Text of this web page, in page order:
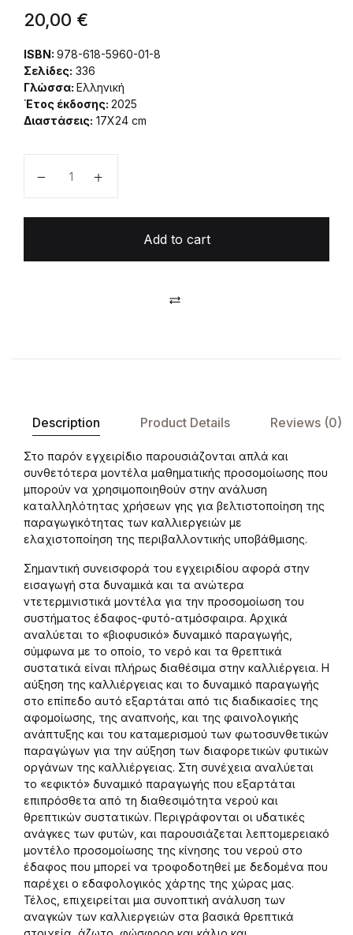
20,00 €
ISBN: 978-618-5960-01-8
Σελίδες: 336
Γλώσσα: Ελληνική
Έτος έκδοσης: 2025
Διαστάσεις: 17Χ24 cm
Add to cart
Description Product Details Reviews (0)
Στο παρόν εγχειρίδιο παρουσιάζονται απλά και
συνθετότερα μοντέλα μαθηματικής προσομοίωσης που
μπορούν να χρησιμοποιηθούν στην ανάλυση
καταλληλότητας χρήσεων γης για βελτιστοποίηση της
παραγωγικότητας των καλλιεργειών με
ελαχιστοποίηση της περιβαλλοντικής υποβάθμισης.
Σημαντική συνεισφορά του εγχειριδίου αφορά στην
εισαγωγή στα δυναμικά και τα ανώτερα
ντετερμινιστικά μοντέλα για την προσομοίωση του
συστήματος έδαφος-φυτό-ατμόσφαιρα. Αρχικά
αναλύεται το «βιοφυσικό» δυναμικό παραγωγής,
σύμφωνα με το οποίο, το νερό και τα θρεπτικά
συστατικά είναι πλήρως διαθέσιμα στην καλλιέργεια. Η
αύξηση της καλλιέργειας και το δυναμικό παραγωγής
στο επίπεδο αυτό εξαρτάται από τις διαδικασίες της
αφομοίωσης, της αναπνοής, και της φαινολογικής
ανάπτυξης και του καταμερισμού των φωτοσυνθετικών
παραγώγων για την αύξηση των διαφορετικών φυτικών
οργάνων της καλλιέργειας. Στη συνέχεια αναλύεται
το «εφικτό» δυναμικό παραγωγής που εξαρτάται
επιπρόσθετα από τη διαθεσιμότητα νερού και
θρεπτικών συστατικών. Περιγράφονται οι υδατικές
ανάγκες των φυτών, και παρουσιάζεται λεπτομερειακό
μοντέλο προσομοίωσης της κίνησης του νερού στο
έδαφος που μπορεί να τροφοδοτηθεί με δεδομένα που
παρέχει ο εδαφολογικός χάρτης της χώρας μας.
Τέλος, επιχειρείται μια συνοπτική ανάλυση των
αναγκών των καλλιεργειών στα βασικά θρεπτικά